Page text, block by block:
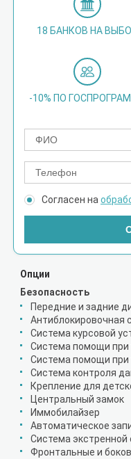
18 БАНКОВ НА
-10% ПО
Согласен на
Опции
Безопасность
Передние и задние
Антиблокировочная
Система курсовой
Система помощи при
Система помощи при
Система контроля
Крепление для
Центральный замок
Иммобилайзер
Автоматическое
Система
Фронтальные и